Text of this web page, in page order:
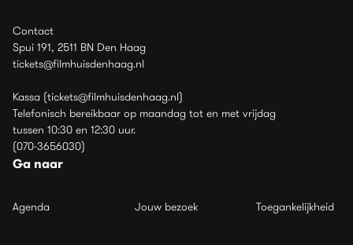
Contact
Spui 191, 2511 BN Den Haag
tickets@filmhuisdenhaag.nl
Kassa (tickets@filmhuisdenhaag.nl)
Telefonisch bereikbaar op maandag tot en met vrijdag
tussen 10:30 en 12:30 uur.
(070-3656030)
Ga naar
Agenda Jouw bezoek Toegankelijkheid